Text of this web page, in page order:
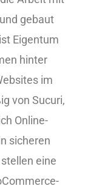
gebaut
Eigentum
hinter
im
von Sucuri,
Online-
sicheren
eine